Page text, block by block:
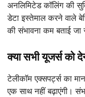
अनलिमिटेड कॉलिंग की
डेटा इस्तेमाल करने वाले
की संभावना कम बताई जा
क्या सभी यूजर्स को
टेलीकॉम एक्सपर्ट्स का
एक साथ नहीं बढ़ाएंगी।